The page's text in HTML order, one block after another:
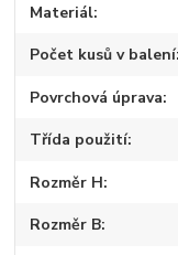
Materiál
Počet kusů v balení
Povrchová úprava
Třída použití
Rozměr H
Rozměr B